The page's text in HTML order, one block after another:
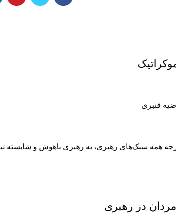
قنبری
همه سبک‌های رهبری، به رهبری باهوش و شایسته
در رهبری